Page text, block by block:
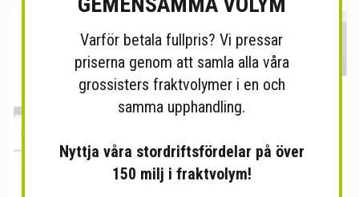
Varför betala fullpris? Vi pressar
priserna genom att samla alla våra
grossisters fraktvolymer i en och
samma upphandling.
Nyttja våra stordriftsfördelar på över
150 milj i fraktvolym!